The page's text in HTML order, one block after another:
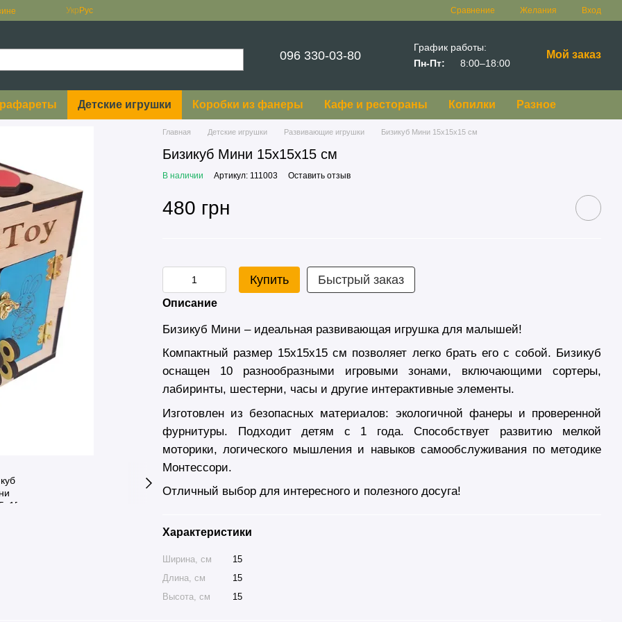
Укр Рус Сравнение Желания Вход
096 330-03-80
График работы:
Пн-Пт:
8:00–18:00
Мой заказ
Детские игрушки Коробки из фанеры Кафе и рестораны Копилки Разное
Главная Детские игрушки Развивающие игрушки Бизикуб Мини 15х15х15 см
Бизикуб Мини 15х15х15 см
В наличии Артикул: 111003 Оставить отзыв
480 грн
Купить Быстрый заказ
Описание
Бизикуб Мини – идеальная развивающая игрушка для малышей!
Компактный размер 15х15х15 см позволяет легко брать его с собой. Бизикуб
оснащен 10 разнообразными игровыми зонами, включающими сортеры,
лабиринты, шестерни, часы и другие интерактивные элементы.
Изготовлен из безопасных материалов: экологичной фанеры и проверенной
фурнитуры. Подходит детям с 1 года. Способствует развитию мелкой
моторики, логического мышления и навыков самообслуживания по методике
Монтессори.
Отличный выбор для интересного и полезного досуга!
Характеристики
Ширина, см
15
Длина, см
15
Высота, см
15